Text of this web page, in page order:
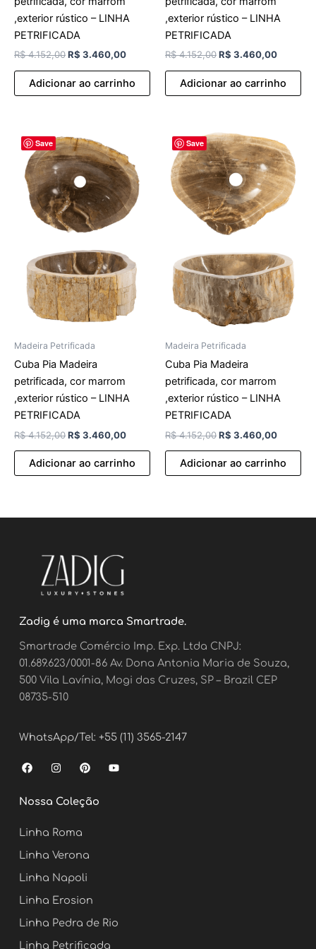
,exterior rústico – LINHA
PETRIFICADA
R$4.152,00R$ 3.460,00
Adicionar ao carrinho
,exterior rústico – LINHA
PETRIFICADA
R$4.152,00R$ 3.460,00
Adicionar ao carrinho
Save
Madeira Petrificada
Cuba Pia Madeira
petrificada, cor marrom
,exterior rústico – LINHA
PETRIFICADA
R$4.152,00
preço
original
era:
R$ 4.152,00.
R$ 3.460,00
atual
é:
R$ 3.460,00.
Adicionar ao carrinho
Save
Madeira Petrificada
Cuba Pia Madeira
petrificada, cor marrom
,exterior rústico – LINHA
PETRIFICADA
R$4.152,00
O
preço
original
era:
R$ 4.152,00.
R$ 3.460,00
preço
atual
é:
R$
Adicionar ao carrinho
Zadig é uma marca Smartrade.
Smartrade Comércio Imp. Exp. Ltda CNPJ:
01.689.623/0001-86 Av. Dona Antonia Maria de Souza,
500 Vila Lavínia, Mogi das Cruzes, SP – Brazil CEP
08735-510
WhatsApp/Tel: +55 (11) 3565-2147
F
a
e
b
o
k
I
n
t
a
r
a
m
P
i
t
e
Y
o
Nossa Coleção
Linha Roma
Linha Verona
Linha Napoli
Linha Erosion
Linha Pedra de Rio
Linha Petrificada